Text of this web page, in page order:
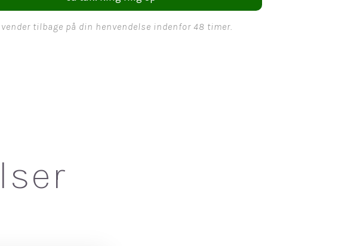
vender tilbage på din henvendelse indenfor 48 timer.